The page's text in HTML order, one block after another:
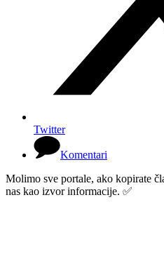
Twitter
Komentari
Molimo sve portale, ako kopirate
nas kao izvor informacije. ✅